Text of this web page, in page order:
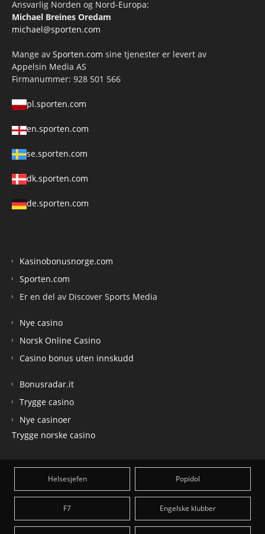
Ansvarlig Norden og Nord-Europa:
Michael Breines Oredam
michael@sporten.com
Mange av Sporten.com sine tjenester er levert av
Appelsin Media AS
Firmanummer: 928 501 566
pl.sporten.com
en.sporten.com
se.sporten.com
dk.sporten.com
de.sporten.com
Kasinobonusnorge.com
Sporten.com
Er en del av Discover Sports Media
Nye casino
Norsk Online Casino
Casino bonus uten innskudd
Bonusradar.it
Trygge casino
Nye casinoer
Trygge norske casino
Helsesjefen Popidol
F7 Engelske klubber